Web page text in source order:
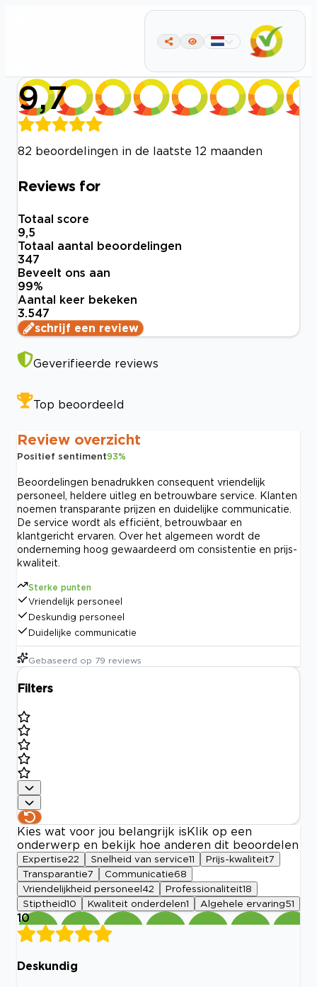
9,7
82 beoordelingen in de laatste 12 maanden
Reviews for
Totaal score
9,5
Totaal aantal beoordelingen
347
Beveelt ons aan
99%
Aantal keer bekeken
3.547
schrijf een review
Geverifieerde reviews
Top beoordeeld
Review overzicht
Positief sentiment93%
Beoordelingen benadrukken consequent vriendelijk
personeel, heldere uitleg en betrouwbare service. Klanten
noemen transparante prijzen en duidelijke communicatie.
De service wordt als efficiënt, betrouwbaar en
klantgericht ervaren. Over het algemeen wordt de
onderneming hoog gewaardeerd om consistentie en prijs-
kwaliteit.
Sterke punten
Vriendelijk personeel
Deskundig personeel
Duidelijke communicatie
Gebaseerd op 79 reviews
Filters
Kies wat voor jou belangrijk is Klik op een
onderwerp en bekijk hoe anderen dit beoordelen
Expertise22 Snelheid van service11 Prijs-kwaliteit7
Transparantie7 Communicatie68
Vriendelijkheid personeel 42 Professionaliteit18
Stiptheid10 Kwaliteit onderdelen1 Algehele ervaring51
10
Deskundig